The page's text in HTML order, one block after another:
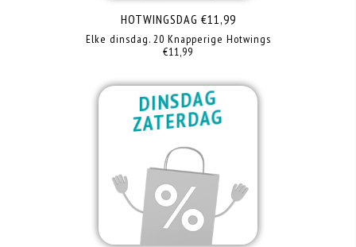
HOTWINGSDAG €11,99
Elke dinsdag. 20 Knapperige Hotwings
€11,99
DINSDAG
ZATERDAG